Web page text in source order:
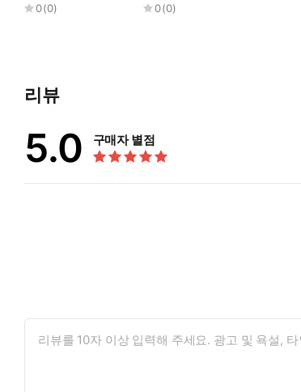
0(0) 0(0)
리뷰
5.0 구매자 별점